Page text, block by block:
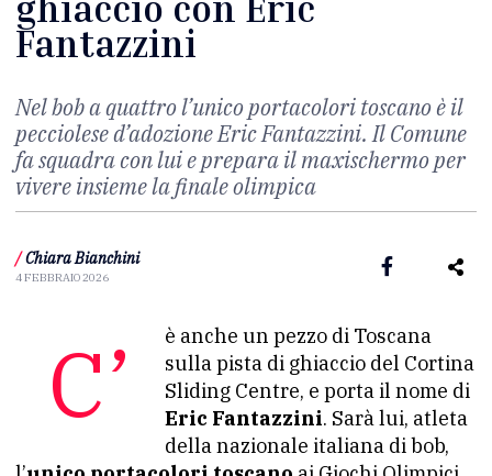
Fantazzini
Nel bob a quattro l’unico portacolori toscano è il
pecciolese d’adozione Eric Fantazzini. Il Comune
fa squadra con lui e prepara il maxischermo per
vivere insieme la finale olimpica
/ Chiara Bianchini
4 FEBBRAIO 2026
C’è anche un pezzo di Toscana
sulla pista di ghiaccio del Cortina
Sliding Centre, e porta il nome di
Eric Fantazzini. Sarà lui, atleta
della nazionale italiana di bob,